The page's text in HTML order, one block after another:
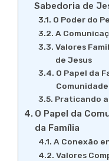
Sabedoria de
O Poder do
A
Valores
de Jesus
O Papel da
Comunidade
Praticando
O Papel da
da Família
A Conexão
Valores